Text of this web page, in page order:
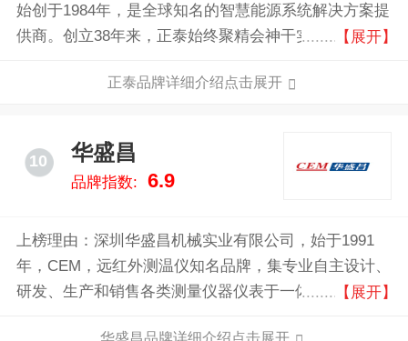
始创于1984年，是全球知名的智慧能源系统解决方案提
供商。创立38年来，正泰始终聚精会神干实业、一门心
心业务，培育科创孵化器，形成“3+1”产业体系。
【展开】
正泰品牌详细介绍点击展开
10 华盛昌
品牌指数: 6.9
上榜理由：深圳华盛昌机械实业有限公司，始于1991
年，CEM，远红外测温仪知名品牌，集专业自主设计、
研发、生产和销售各类测量仪器仪表于一体的企业，已
【展开】
华盛昌品牌详细介绍点击展开